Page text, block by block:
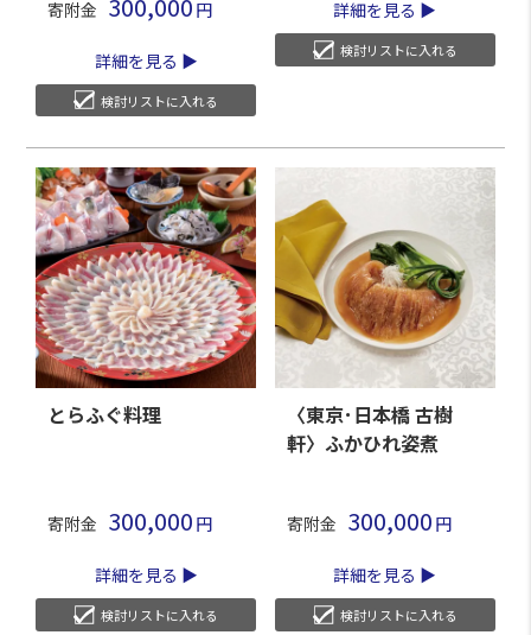
寄附金
詳細を見る
検討リストに入れる
詳細を見る
検討リストに入れる
とらふぐ料理
寄附金 300,000
詳細を見る
検討リストに入れる
〈東京･日本橋 古樹
軒〉ふかひれ姿煮
寄附金 300,000
詳細を見る
検討リストに入れる